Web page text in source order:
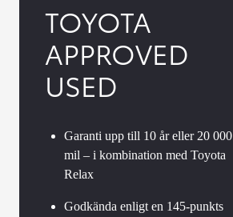
Från 360 900 kr
Från 3 548 kr/mån
Easy Billån
TOYOTA
APPROVED
USED
Garanti upp till 10 år eller 20 000
mil – i kombination med Toyota
Relax
Godkända enligt en 145-punkts